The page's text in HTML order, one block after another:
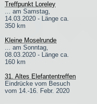
Treffpunkt Loreley
... am Samstag,
14.03.2020 - Länge ca.
350 km
Kleine Moselrunde
... am Sonntag,
08.03.2020 - Länge ca.
160 km
31. Altes Elefantentreffen
Eindrücke vom Besuch
vom 14.-16. Febr. 2020